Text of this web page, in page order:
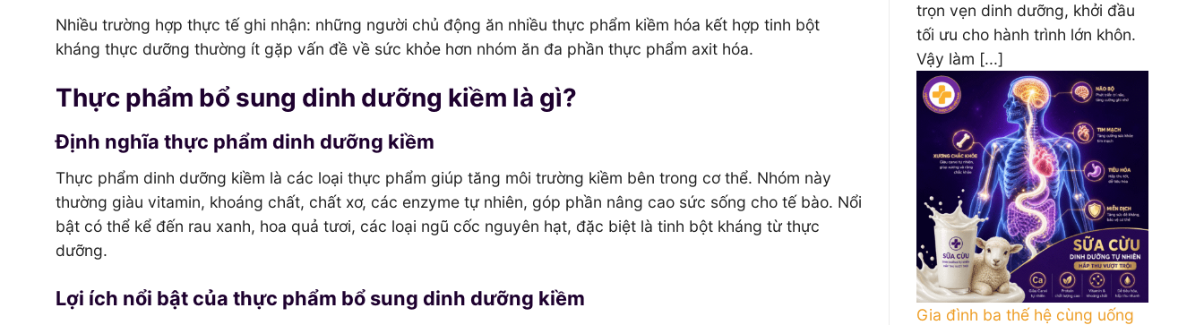
Nhiều trường hợp thực tế ghi nhận: những người chủ động ăn nhiều thực phẩm kiềm hóa kết hợp tinh bột
kháng thực dưỡng thường ít gặp vấn đề về sức khỏe hơn nhóm ăn đa phần thực phẩm axit hóa.
Thực phẩm bổ sung dinh dưỡng kiềm là gì?
Định nghĩa thực phẩm dinh dưỡng kiềm
Thực phẩm dinh dưỡng kiềm là các loại thực phẩm giúp tăng môi trường kiềm bên trong cơ thể. Nhóm này
thường giàu vitamin, khoáng chất, chất xơ, các enzyme tự nhiên, góp phần nâng cao sức sống cho tế bào. Nổi
bật có thể kể đến rau xanh, hoa quả tươi, các loại ngũ cốc nguyên hạt, đặc biệt là tinh bột kháng từ thực
dưỡng.
Lợi ích nổi bật của thực phẩm bổ sung dinh dưỡng kiềm
trọn vẹn dinh dưỡng, khởi đầu
tối ưu cho hành trình lớn khôn.
Vậy làm [...]
Gia đình ba thế hệ cùng uống